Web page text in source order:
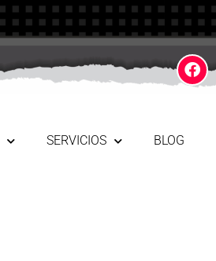
SERVICIOS BLOG